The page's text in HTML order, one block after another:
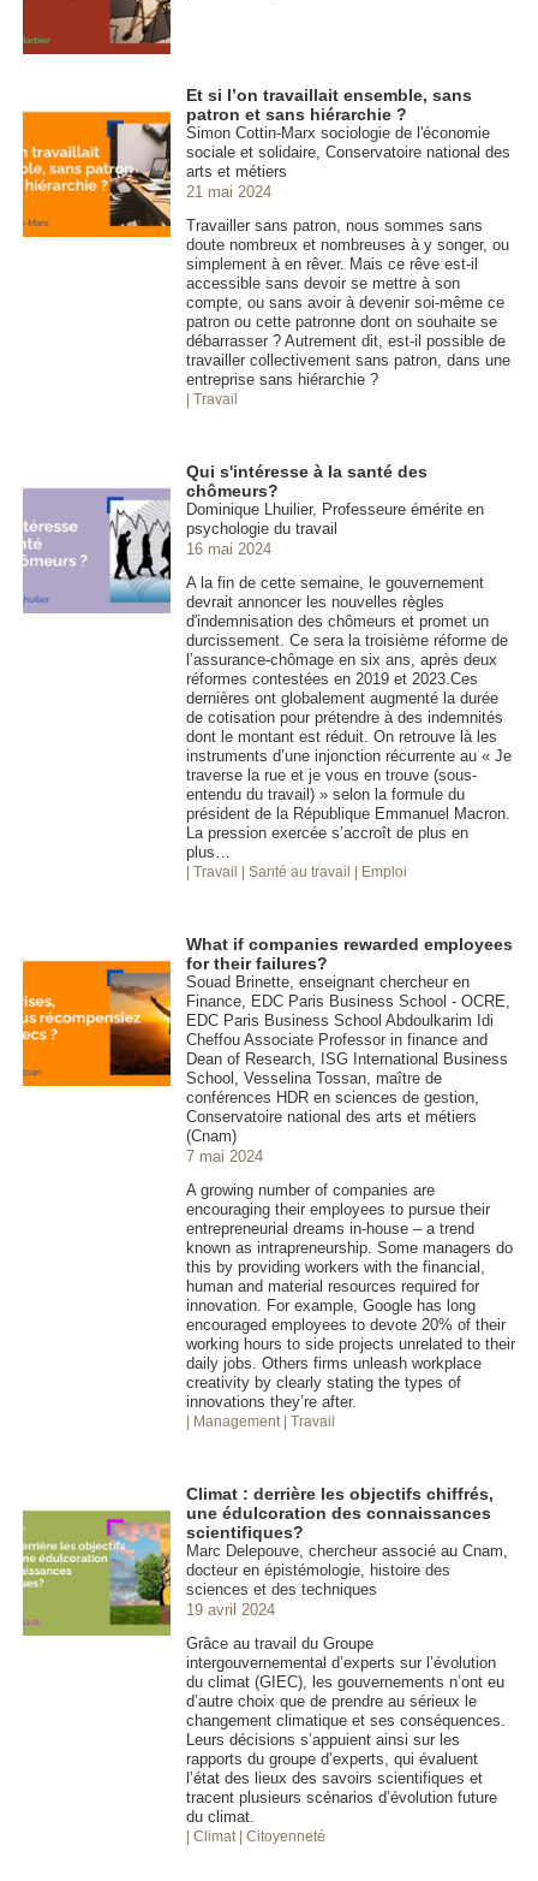
Et si l’on travaillait ensemble, sans
patron et sans hiérarchie ?
Simon Cottin-Marx sociologie de l'économie
sociale et solidaire, Conservatoire national des
arts et métiers
21 mai 2024
Travailler sans patron, nous sommes sans
doute nombreux et nombreuses à y songer, ou
simplement à en rêver. Mais ce rêve est-il
accessible sans devoir se mettre à son
compte, ou sans avoir à devenir soi-même ce
patron ou cette patronne dont on souhaite se
débarrasser ? Autrement dit, est-il possible de
travailler collectivement sans patron, dans une
entreprise sans hiérarchie ?
| Travail
Qui s'intéresse à la santé des
chômeurs?
Dominique Lhuilier, Professeure émérite en
psychologie du travail
16 mai 2024
A la fin de cette semaine, le gouvernement
devrait annoncer les nouvelles règles
d'indemnisation des chômeurs et promet un
durcissement. Ce sera la troisième réforme de
l’assurance-chômage en six ans, après deux
réformes contestées en 2019 et 2023.Ces
dernières ont globalement augmenté la durée
de cotisation pour prétendre à des indemnités
dont le montant est réduit. On retrouve là les
instruments d’une injonction récurrente au « Je
traverse la rue et je vous en trouve (sous-
entendu du travail) » selon la formule du
président de la République Emmanuel Macron.
La pression exercée s’accroît de plus en
plus…
| Travail | Santé au travail | Emploi
What if companies rewarded employees
for their failures?
Souad Brinette, enseignant chercheur en
Finance, EDC Paris Business School - OCRE,
EDC Paris Business School Abdoulkarim Idi
Cheffou Associate Professor in finance and
Dean of Research, ISG International Business
School, Vesselina Tossan, maître de
conférences HDR en sciences de gestion,
Conservatoire national des arts et métiers
(Cnam)
7 mai 2024
A growing number of companies are
encouraging their employees to pursue their
entrepreneurial dreams in-house – a trend
known as intrapreneurship. Some managers do
this by providing workers with the financial,
human and material resources required for
innovation. For example, Google has long
encouraged employees to devote 20% of their
working hours to side projects unrelated to their
daily jobs. Others firms unleash workplace
creativity by clearly stating the types of
innovations they’re after.
| Management | Travail
Climat : derrière les objectifs chiffrés,
une édulcoration des connaissances
scientifiques?
Marc Delepouve, chercheur associé au Cnam,
docteur en épistémologie, histoire des
sciences et des techniques
19 avril 2024
Grâce au travail du Groupe
intergouvernemental d’experts sur l’évolution
du climat (GIEC), les gouvernements n’ont eu
d’autre choix que de prendre au sérieux le
changement climatique et ses conséquences.
Leurs décisions s’appuient ainsi sur les
rapports du groupe d’experts, qui évaluent
l’état des lieux des savoirs scientifiques et
tracent plusieurs scénarios d’évolution future
du climat.
| Climat | Citoyenneté